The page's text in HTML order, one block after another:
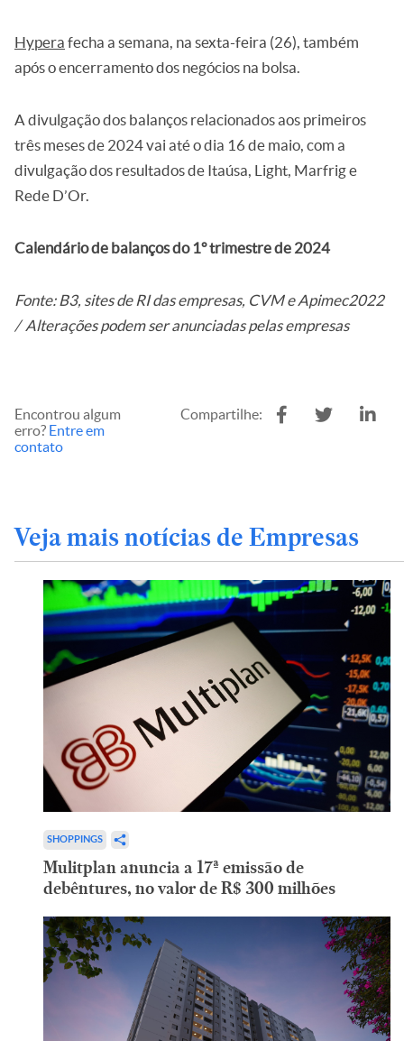
Hypera fecha a semana, na sexta-feira (26), também
após o encerramento dos negócios na bolsa.
A divulgação dos balanços relacionados aos primeiros
três meses de 2024 vai até o dia 16 de maio, com a
divulgação dos resultados de Itaúsa, Light, Marfrig e
Rede D’Or.
Calendário de balanços do 1º trimestre de 2024
Fonte: B3, sites de RI das empresas, CVM e Apimec2022
/ Alterações podem ser anunciadas pelas empresas
Encontrou algum
erro? Entre em
contato
Compartilhe:
Veja mais notícias de Empresas
SHOPPINGS
Mulitplan anuncia a 17ª emissão de
debêntures, no valor de R$ 300 milhões